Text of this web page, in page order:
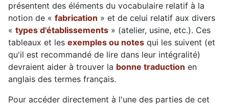
présentent des éléments du vocabulaire relatif à la
notion de « fabrication » et de celui relatif aux divers
« types d'établissements » (atelier, usine, etc.). Ces
tableaux et les exemples ou notes qui les suivent (et
qu'il est recommandé de lire dans leur intégralité)
devraient aider à trouver la bonne traduction en
anglais des termes français.
Pour accéder directement à l'une des parties de cet